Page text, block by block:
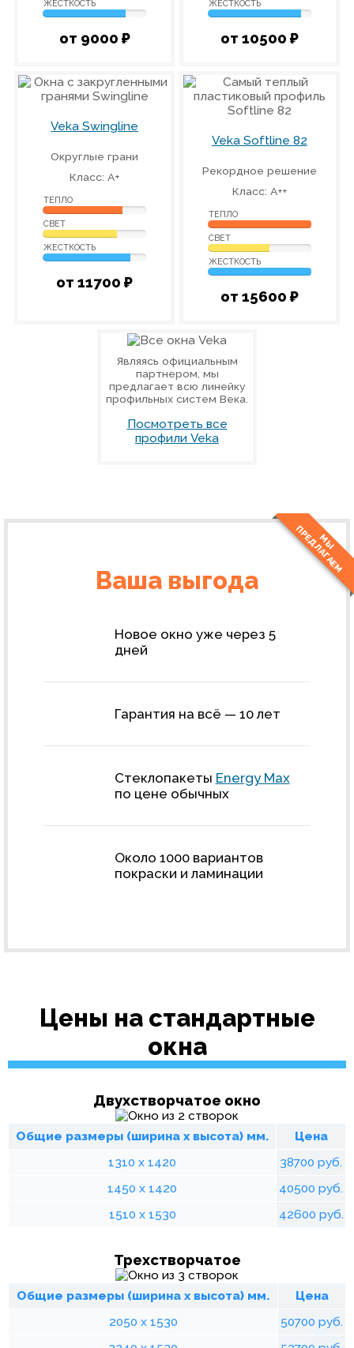
ЖЕСТКОСТЬ
от 9000 ₽
ЖЕСТКОСТЬ
от 10500 ₽
Veka Swingline
Округлые грани
Класс: А+
ТЕПЛО
СВЕТ
ЖЕСТКОСТЬ
от 11700 ₽
Veka Softline 82
Рекордное решение
Класс: А++
ТЕПЛО
СВЕТ
ЖЕСТКОСТЬ
от 15600 ₽
Являясь официальным
партнером, мы
предлагает всю линейку
профильных систем Века.
Посмотреть все
профили Veka
М
Ы
П
Р
Е
Д
Л
А
Г
А
Е
М
Ваша выгода
Новое окно уже через 5
дней
Гарантия на всё — 10 лет
Стеклопакеты Energy Max
по цене обычных
Около 1000 вариантов
покраски и ламинации
Цены на стандартные
окна
Двухстворчатое окно
Общие размеры (ширина х высота) мм.
Цена
1310 х 1420
38700 руб.
1450 х 1420
40500 руб.
1510 х 1530
42600 руб.
Трехстворчатое
Общие размеры (ширина х высота) мм.
Цена
2050 х 1530
50700 руб.